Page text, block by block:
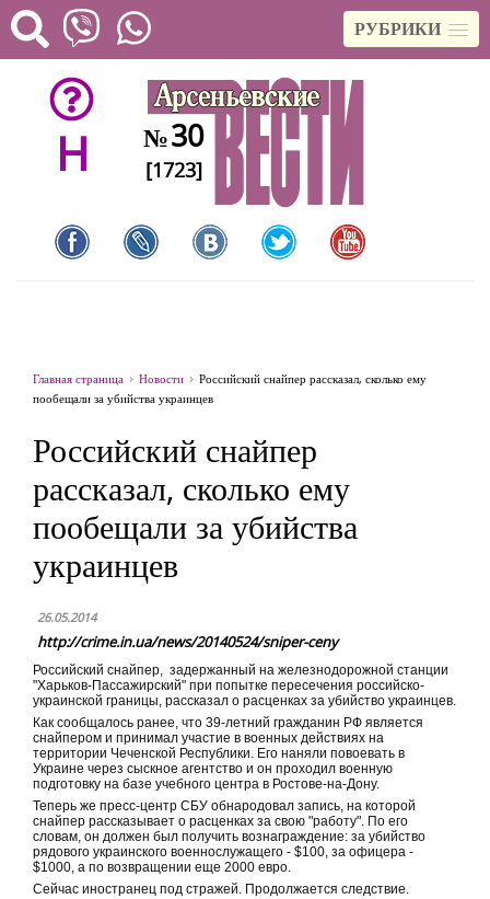
РУБРИКИ
H №30
[1723]
Главная страница Новости
Российский снайпер рассказал, сколько ему
пообещали за убийства украинцев
Российский снайпер
рассказал, сколько ему
пообещали за убийства
украинцев
26.05.2014
http://crime.in.ua/news/20140524/sniper-ceny
Российский снайпер, задержанный на железнодорожной станции
"Харьков-Пассажирский" при попытке пересечения российско-
украинской границы, рассказал о расценках за убийство украинцев.
Как сообщалось ранее, что 39-летний гражданин РФ является
снайпером и принимал участие в военных действиях на
территории Чеченской Республики. Его наняли повоевать в
Украине через сыскное агентство и он проходил военную
подготовку на базе учебного центра в Ростове-на-Дону.
Теперь же пресс-центр СБУ обнародовал запись, на которой
снайпер рассказывает о расценках за свою "работу". По его
словам, он должен был получить вознаграждение: за убийство
рядового украинского военнослужащего - $100, за офицера -
$1000, а по возвращении еще 2000 евро.
Сейчас иностранец под стражей. Продолжается следствие.